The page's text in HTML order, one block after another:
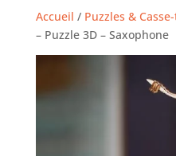
Accueil / Puzzles &
– Puzzle 3D – Saxophone